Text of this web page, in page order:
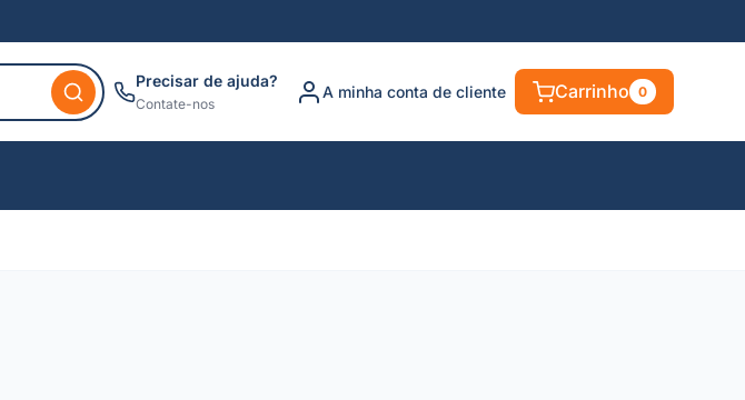
Precisar de ajuda?
Contate-nos
A minha conta de cliente Carrinho 0